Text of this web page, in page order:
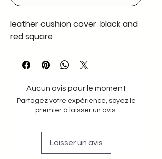
leather cushion cover black and
red square
Aucun avis pour le moment
Partagez votre expérience, soyez le
premier à laisser un avis.
Laisser un avis